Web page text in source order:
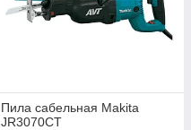
Пила сабельная Makita
JR3070CT